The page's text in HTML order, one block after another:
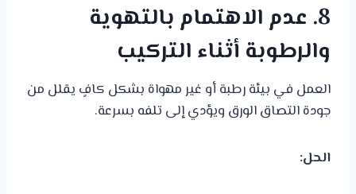
8. عدم الاهتمام بالتهوية
والرطوبة أثناء التركيب
العمل في بيئة رطبة أو غير مهواة بشكل كافٍ يقلل من
جودة التصاق الورق ويؤدي إلى تلفه بسرعة.
الحل: